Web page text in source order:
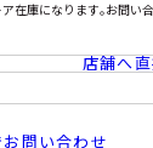
在庫になります｡お問い
店舗へ
お問い合わせ